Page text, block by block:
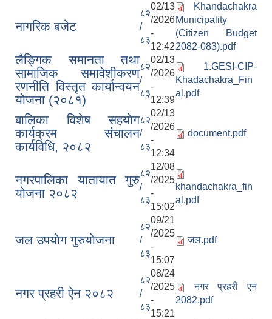
नागरिक बजेट
८२
/
८३
02/13
/2026
-
12:42
Khandachakra
Municipality
(Citizen Budget
2082-083).pdf
लैङ्गिक समानता तथा
सामाजिक समावेशीकरण
रणनीति विस्तृत कार्यान्वयन
योजना (२०८१)
८२
/
८३
02/13
/2026
-
12:39
1.GESI-CIP-
Khadachakra_Fin
al.pdf
बालिका विशेष सहयाेग
कार्यक्रम स‌ंचालन
कार्यविधि, २०८२
८२
/
८३
02/13
/2026
-
12:34
document.pdf
नगरपालिका यातायात गुरु
योजना २०८२
८२
/
८३
12/08
/2025
-
15:02
khandachakra_fin
al.pdf
जल उपयाेग गुरुयाेजना
८२
/
८३
09/21
/2025
-
15:07
जल.pdf
नगर प्रहरी ऐन २०८२
८२
/
८३
08/24
/2025
-
15:21
नगर प्रहरी एन
2082.pdf